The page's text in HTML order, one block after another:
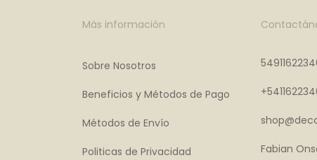
Más información
Sobre Nosotros
Beneficios y Métodos de Pago
Métodos de Envío
Politicas de Privacidad Fabian